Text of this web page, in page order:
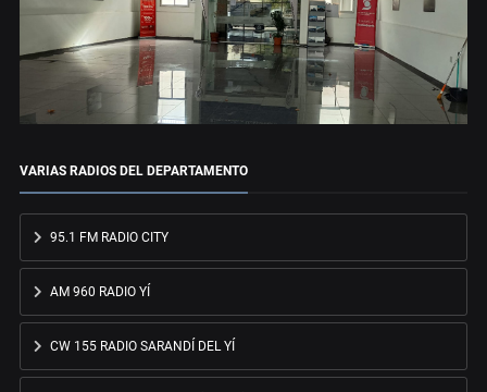
VARIAS RADIOS DEL DEPARTAMENTO
95.1 FM RADIO CITY
AM 960 RADIO YÍ
CW 155 RADIO SARANDÍ DEL YÍ